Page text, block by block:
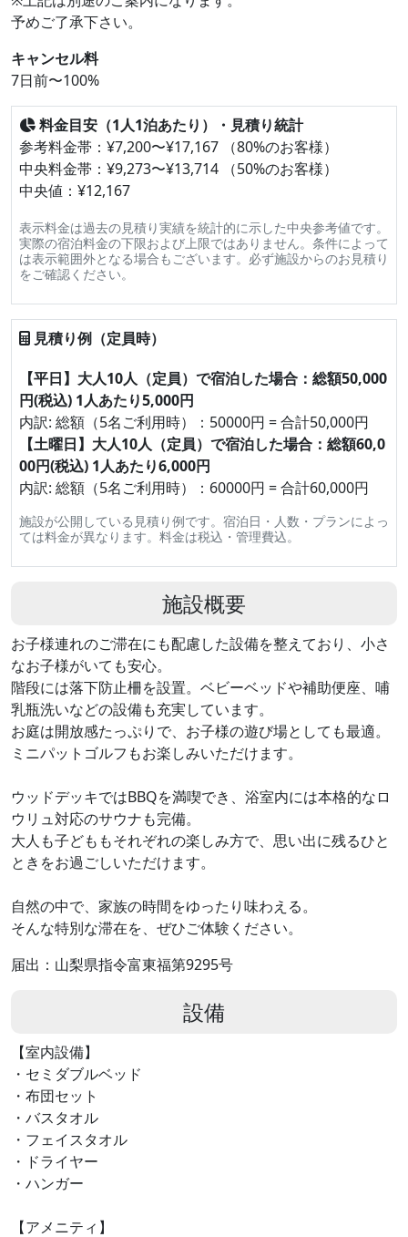
予めご了承下さい。
キャンセル料
7日前〜100%
料金目安（1人1泊あたり）・見積り統計
参考料金帯：¥7,200〜¥17,167 （80%のお客様）
中央料金帯：¥9,273〜¥13,714 （50%のお客様）
中央値：¥12,167
表示料金は過去の見積り実績を統計的に示した中央参考値です。
実際の宿泊料金の下限および上限ではありません。条件によって
は表示範囲外となる場合もございます。必ず施設からのお見積り
をご確認ください。
見積り例（定員時）
【平日】大人10人（定員）で宿泊した場合：総額50,000
円(税込) 1人あたり5,000円
内訳: 総額（5名ご利用時）：50000円 = 合計50,000円
【土曜日】大人10人（定員）で宿泊した場合：総額60,0
00円(税込) 1人あたり6,000円
内訳: 総額（5名ご利用時）：60000円 = 合計60,000円
施設が公開している見積り例です。宿泊日・人数・プランによっ
ては料金が異なります。料金は税込・管理費込。
施設概要
お子様連れのご滞在にも配慮した設備を整えており、小さ
なお子様がいても安心。
階段には落下防止柵を設置。ベビーベッドや補助便座、哺
乳瓶洗いなどの設備も充実しています。
お庭は開放感たっぷりで、お子様の遊び場としても最適。
ミニパットゴルフもお楽しみいただけます。
ウッドデッキではBBQを満喫でき、浴室内には本格的なロ
ウリュ対応のサウナも完備。
大人も子どももそれぞれの楽しみ方で、思い出に残るひと
ときをお過ごしいただけます。
自然の中で、家族の時間をゆったり味わえる。
そんな特別な滞在を、ぜひご体験ください。
届出：山梨県指令富東福第9295号
設備
【室内設備】
・セミダブルベッド
・布団セット
・バスタオル
・フェイスタオル
・ドライヤー
・ハンガー
【アメニティ】